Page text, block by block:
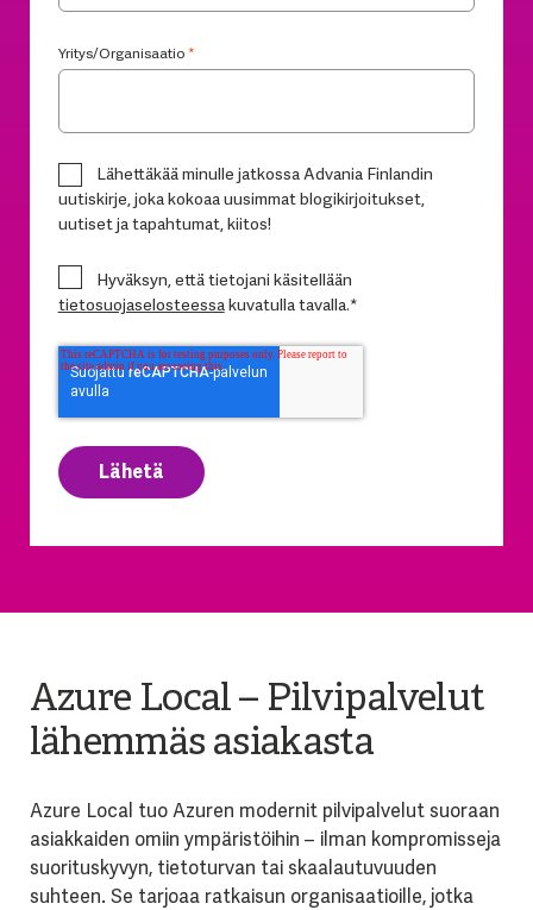
Yritys/Organisaatio*
Lähettäkää minulle jatkossa Advania Finlandin
uutiskirje, joka kokoaa uusimmat blogikirjoitukset,
uutiset ja tapahtumat, kiitos!
Hyväksyn, että tietojani käsitellään
tietosuojaselosteessa kuvatulla tavalla.*
Azure Local – Pilvipalvelut
lähemmäs asiakasta
Azure Local tuo Azuren modernit pilvipalvelut suoraan
asiakkaiden omiin ympäristöihin – ilman kompromisseja
suorituskyvyn, tietoturvan tai skaalautuvuuden
suhteen. Se tarjoaa ratkaisun organisaatioille, jotka